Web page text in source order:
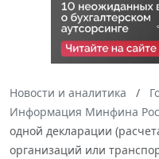
Новости и аналитика
Информация Минфина
одной декларации
организаций или